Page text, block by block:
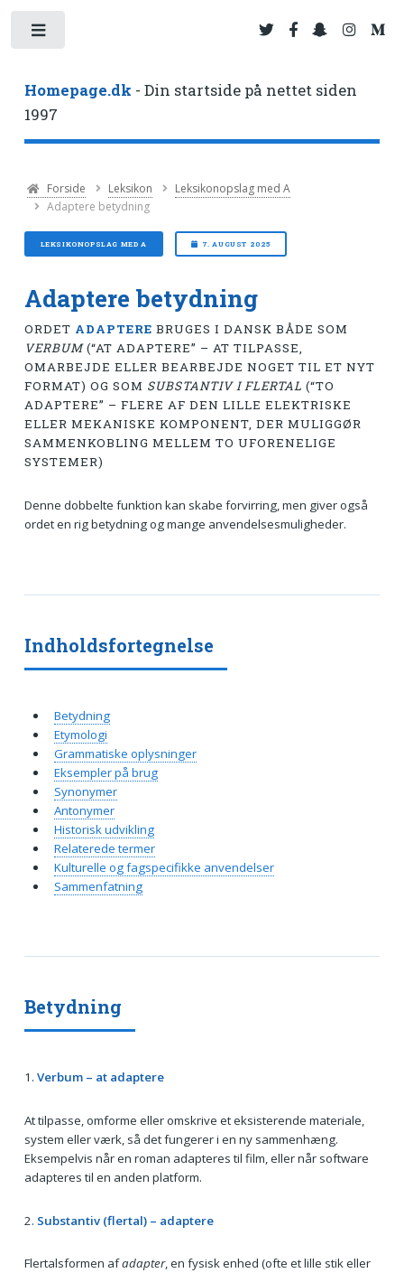
Homepage.dk - Din startside på nettet siden
1997
Forside Leksikon
Leksikonopslag med A
Adaptere betydning
LEKSIKONOPSLAG MED A 7. AUGUST 2025
Adaptere betydning
ORDET ADAPTERE BRUGES I DANSK BÅDE SOM
VERBUM(“AT ADAPTERE” – AT TILPASSE,
OMARBEJDE ELLER BEARBEJDE NOGET TIL ET NYT
FORMAT) OG SOM SUBSTANTIV I FLERTAL (“TO
ADAPTERE” – FLERE AF DEN LILLE ELEKTRISKE
ELLER MEKANISKE KOMPONENT, DER MULIGGØR
SAMMENKOBLING MELLEM TO UFORENELIGE
SYSTEMER)
Denne dobbelte funktion kan skabe forvirring, men giver også
ordet en rig betydning og mange anvendelsesmuligheder.
Betydning
1. Verbum – at adaptere
At tilpasse, omforme eller omskrive et eksisterende materiale,
system eller værk, så det fungerer i en ny sammenhæng.
Eksempelvis når en roman adapteres til film, eller når software
adapteres til en anden platform.
2. Substantiv (flertal) – adaptere
Flertalsformen afadapter, en fysisk enhed (ofte et lille stik eller
Indholdsfortegnelse
Betydning
Etymologi
Grammatiske oplysninger
Eksempler på brug
Synonymer
Antonymer
Historisk udvikling
Relaterede termer
Kulturelle og fagspecifikke anvendelser
Sammenfatning